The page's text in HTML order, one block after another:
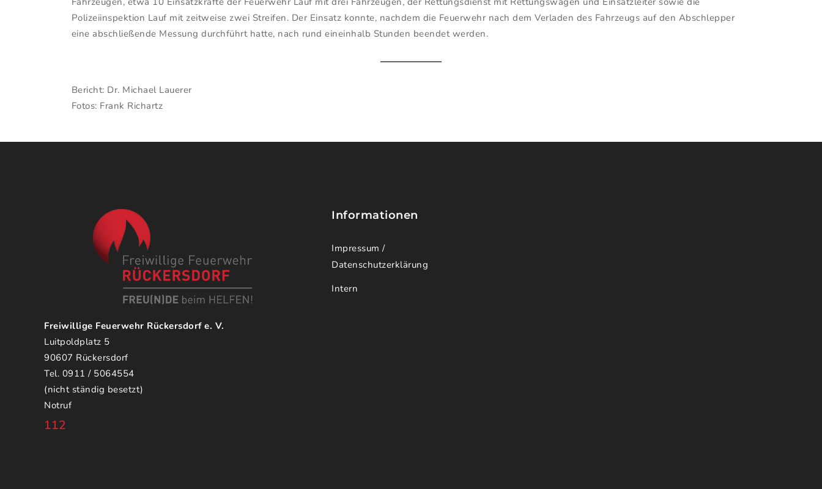
Polizeiinspektion Lauf mit zeitweise zwei Streifen. Der Einsatz konnte, nachdem die Feuerwehr nach dem Verladen des Fahrzeugs auf den Abschlepper
eine abschließende Messung durchführt hatte, nach rund eineinhalb Stunden beendet werden.
Bericht: Dr. Michael Lauerer
Fotos: Frank Richartz
Freiwillige Feuerwehr Rückersdorf e. V.
Luitpoldplatz 5
90607 Rückersdorf
Tel. 0911 / 5064554
(nicht ständig besetzt)
Notruf
112
Informationen
Impressum /
Datenschutzerklärung
Intern